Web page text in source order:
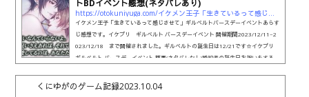
トBDイベント感想(ネタバレあり)
イケメン王子「生きているって感じさせて」ギルベルトバースデーイベントあらす
じ感想です。イケプリ ギルベルト バースデーイベント 開催期間2023/12/11~2
023/12/18 まで開催されました。ギルベルトの誕生日は12/21です☆イケプリ
ギルベルト バースデーイベント 概要(ネタバレなし)婚約者の誕生日お祝いをする…
日ストーリーです❤イケプリ ギルベルト バースデーイベント あらすじ感想(ネタ
バレあり)ヴァルターさんの定期健診を何とかギルベルトに受...
くにゆがのゲーム記録2023.10.04